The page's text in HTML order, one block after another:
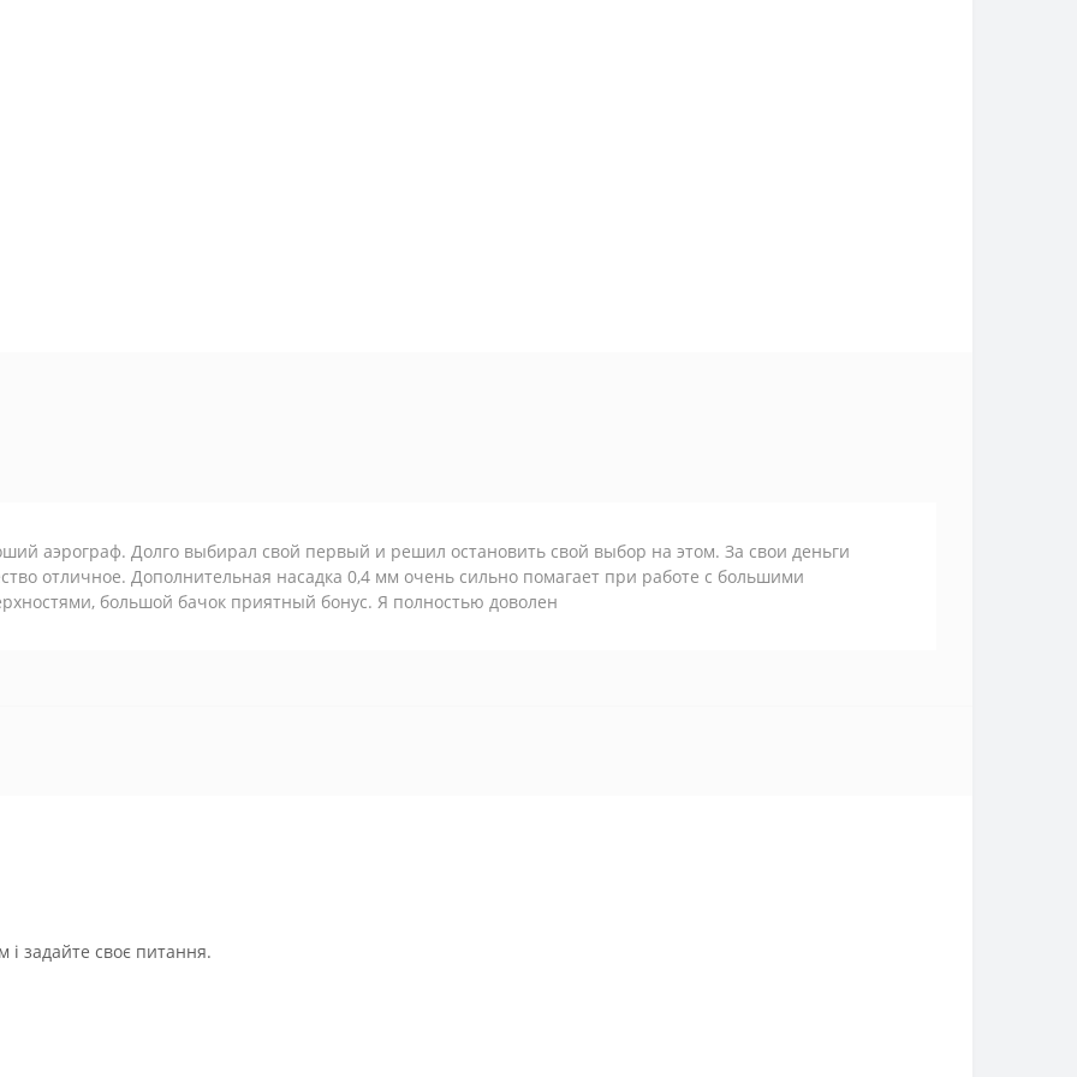
аэрограф. Долго выбирал свой первый и решил остановить свой выбор на этом. За свои деньги
отличное. Дополнительная насадка 0,4 мм очень сильно помагает при работе с большими
большой бачок приятный бонус. Я полностью доволен
задайте своє питання.